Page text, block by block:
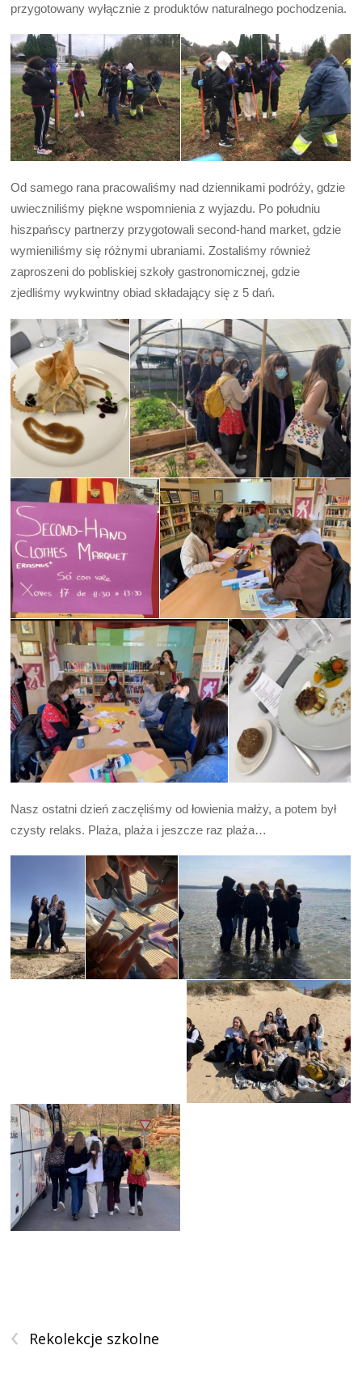
przygotowany wyłącznie z produktów naturalnego pochodzenia.
Od samego rana pracowaliśmy nad dziennikami podróży, gdzie
uwieczniliśmy piękne wspomnienia z wyjazdu. Po południu
hiszpańscy partnerzy przygotowali second-hand market, gdzie
wymieniliśmy się różnymi ubraniami. Zostaliśmy również
zaproszeni do pobliskiej szkoły gastronomicznej, gdzie
zjedliśmy wykwintny obiad składający się z 5 dań.
Nasz ostatni dzień zaczęliśmy od łowienia małży, a potem był
czysty relaks. Plaża, plaża i jeszcze raz plaża…
‹ Rekolekcje szkolne